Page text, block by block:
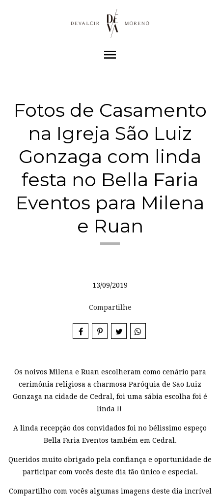
menu
Fotos de Casamento
na Igreja São Luiz
Gonzaga com linda
festa no Bella Faria
Eventos para Milena
e Ruan
13/09/2019
Compartilhe
Os noivos Milena e Ruan escolheram como cenário para
cerimônia religiosa a charmosa Paróquia de São Luiz
Gonzaga na cidade de Cedral, foi uma sábia escolha foi é
linda !!
A linda recepção dos convidados foi no bélissimo espeço
Bella Faria Eventos também em Cedral.
Queridos muito obrigado pela confiança e oportunidade de
participar com vocês deste dia tão único e especial.
Compartilho com vocês algumas imagens deste dia incrível